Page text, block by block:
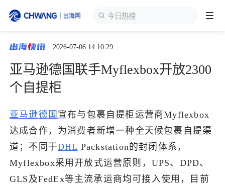
今日热榜
跨境展会
出海服务
出海资讯
跨境报告
出海导航
2026-07-06 14:10:29
亚马逊德国联手Myflexbox开放2300
个自提柜
亚马逊德国 宣布与包裹自提柜运营商Myflexbox
达成合作，为消费者新增一种全天候包裹自提渠
道；不同于DHL Packstation的封闭体系，
Myflexbox采用开放式运营原则，UPS、DPD、
GLS及FedEx等主流承运商均可接入使用，目前